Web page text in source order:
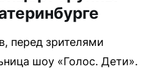
перед зрителями
шоу «Голос. Дети».